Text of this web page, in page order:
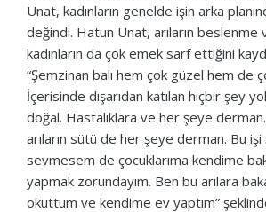
Unat, kadınların genelde işin arka
değindi. Hatun Unat, arıların beslenme
kadınların da çok emek sarf ettiğini
“Şemzinan balı hem çok güzel hem de
İçerisinde dışarıdan katılan hiçbir şey
doğal. Hastalıklara ve her şeye
arıların sütü de her şeye derman. Bu
sevmesem de çocuklarıma kendime
yapmak zorundayım. Ben bu arılara
okuttum ve kendime ev yaptım”